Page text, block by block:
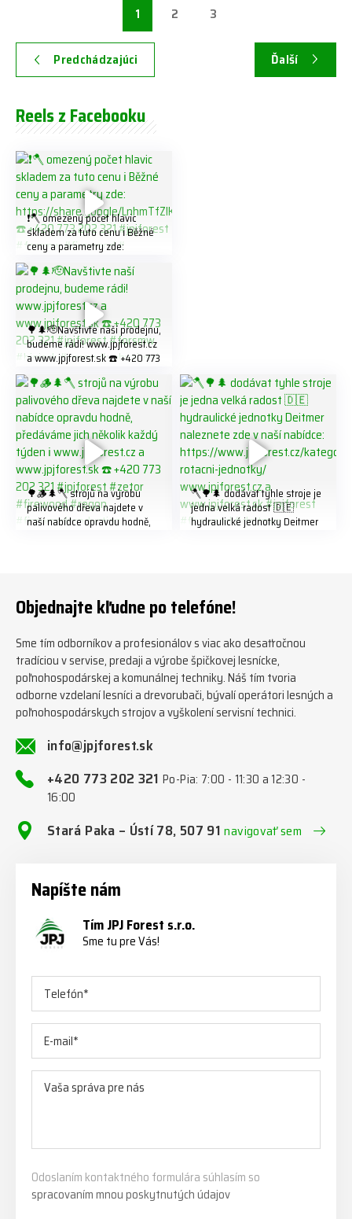
Predchádzajúci
1 2 3
Ďalší
Reels z Facebooku
❗️🪓 omezený počet hlavic
skladem za tuto cenu ℹ️ Běžné
ceny a parametry zde:
K8W5t7i6o ☎️ +420 773 202
321 #jpjforest #forsmw
#firewood #
🌳🌲🫡Navštivte naší prodejnu,
budeme rádi! www.jpjforest.cz
a www.jpjforest.sk ☎️ +420 773
#biojack #regon #vahvajussi
🌳🪵🌲🪓 strojů na výrobu
palivového dřeva najdete v
naší nabídce opravdu hodně,
#firewoodproduction
🪓🌳🌲 dodávat tyhle stroje je
jedna velká radost 🇩🇪
hydraulické jednotky Deitmer
#firewood #deitmer
Objednajte kľudne po telefóne!
Sme tím odborníkov a profesionálov s viac ako desaťročnou
tradíciou v servise, predaji a výrobe špičkovej lesnícke,
poľnohospodárskej a komunálnej techniky. Náš tím tvoria
odborne vzdelaní lesníci a drevorubači, bývalí operátori lesných a
poľnohospodárskych strojov a vyškolení servisní technici.
info@jpjforest.sk
+420 773 202 321Po-Pia: 7:00 - 11:30 a 12:30 -
16:00
Stará Paka – Ústí 78, 507 91navigovať sem
Napíšte nám
Tím JPJ Forest s.r.o.
Sme tu pre Vás!
Odoslaním kontaktného formulára súhlasím so
spracovaním mnou poskytnutých údajov